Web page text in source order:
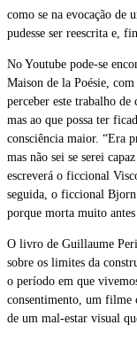
como se na evocação de
pudesse ser reescrita e,
No Youtube pode-se
Maison de la Poésie,
perceber este trabalho de
mas ao que possa ter
consciência maior. “Era
mas não sei se serei
escreverá o ficcional
seguida, o ficcional Bjorn
porque morta muito
O livro de Guillaume
sobre os limites da
o período em que
consentimento, um filme
de um mal-estar visual